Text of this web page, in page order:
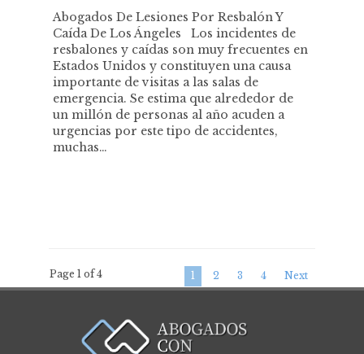
Abogados De Lesiones Por Resbalón Y
Caída De Los Ángeles Los incidentes de
resbalones y caídas son muy frecuentes en
Estados Unidos y constituyen una causa
importante de visitas a las salas de
emergencia. Se estima que alrededor de
un millón de personas al año acuden a
urgencias por este tipo de accidentes,
muchas…
Page 1 of 4 1 2 3 4 Next